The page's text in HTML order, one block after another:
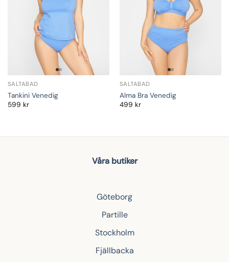
SALTABAD
Tankini Venedig
599 kr
SALTABAD
Alma Bra Venedig
499 kr
Våra butiker
Göteborg
Partille
Stockholm
Fjällbacka